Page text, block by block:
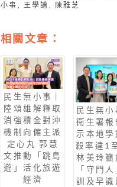
小事 , 王學譜 , 陳雅芝
相關文章：
民生無小事｜
陸頌雄解釋取
消強積金對沖
機制向僱主派
定心丸 郭慧
文推動「跳島
遊」活化旅遊
經濟
民生無小
衞生署報
示本地學
殺率達1
林美玲籲
「守門人
訓及早識